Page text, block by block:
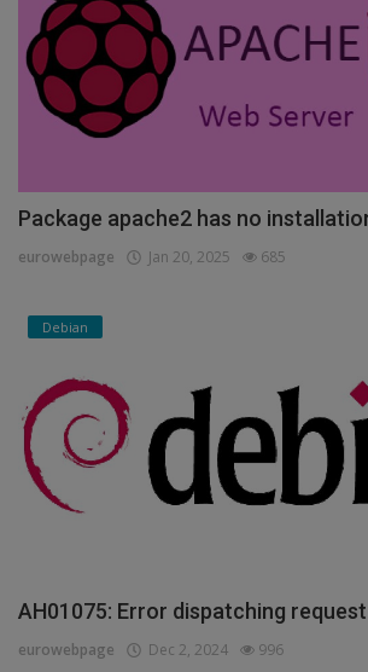
Package apache2 has no
eurowebpage Jan 20, 2025 685
Debian
AH01075: Error dispatching
eurowebpage Dec 2, 2024 996